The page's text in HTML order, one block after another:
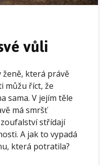
vůli
ženě, která právě
můžu říct, že
sama. V jejím těle
má smršť
střídají
A jak to vypadá
která potratila?